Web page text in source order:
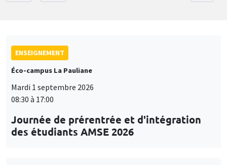
ENSEIGNEMENT
Éco-campus La Pauliane
Mardi 1 septembre 2026
08:30 à 17:00
Journée de prérentrée et d'intégration
des étudiants AMSE 2026